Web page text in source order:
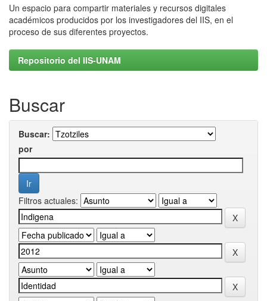
Un espacio para compartir materiales y recursos digitales
académicos producidos por los investigadores del IIS, en el
proceso de sus diferentes proyectos.
Repositorio del IIS-UNAM
Buscar
Buscar:
por
Filtros actuales: